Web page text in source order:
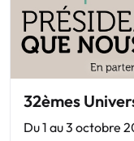
32èmes
Du 1 au 3 octobre